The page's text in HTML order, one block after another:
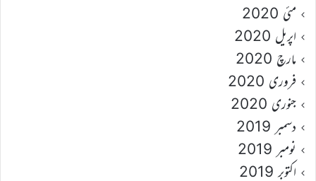
مئی 2020
اپریل 2020
مارچ 2020
فروری 2020
جنوری 2020
دسمبر 2019
نومبر 2019
اکتوبر 2019